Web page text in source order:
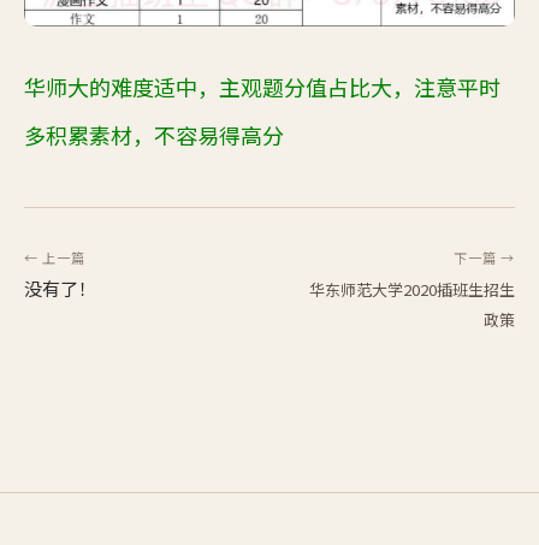
华师大的难度适中，主观题分值占比大，注意平时
多积累素材，不容易得高分
← 上一篇
没有了！
下一篇 →
华东师范大学2020插班生招生
政策